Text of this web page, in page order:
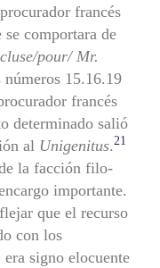
francés
comportara de
pour/ Mr.
números 15.16.19
francés
determinado salió
al Unigenitus.21
la facción filo-
importante.
que el recurso
con los
signo elocuente